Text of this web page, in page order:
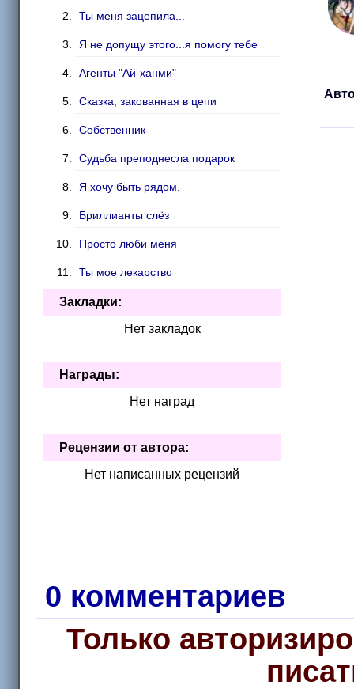
Ты меня зацепила...
Я не допущу этого...я помогу тебе
Агенты "Ай-ханми"
Сказка, закованная в цепи
Собственник
Судьба преподнесла подарок
Я хочу быть рядом.
Бриллианты слёз
Просто люби меня
Ты мое лекарство
Тайны школы
Школьные истории
Ангелы рока
Закладки:
Нет закладок
Награды:
Нет наград
Рецензии от автора:
Нет написанных рецензий
0 комментариев
Только